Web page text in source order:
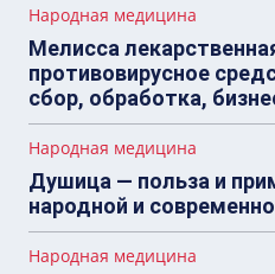
Народная медицина
Мелисса
противовирусное
сбор, обработка,
Народная медицина
Душица — польза и
народной и
Народная медицина